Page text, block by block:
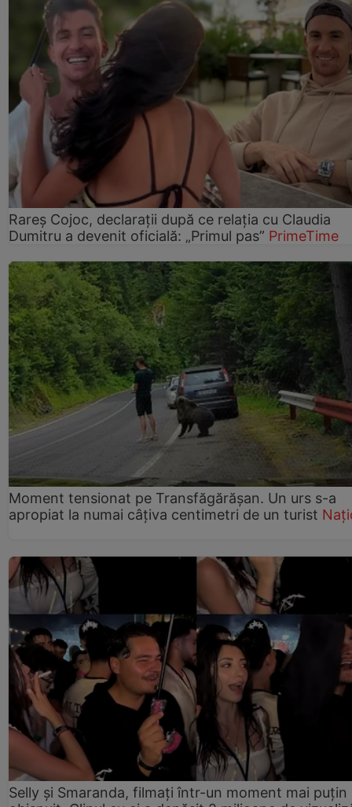
Rareș Cojoc, declarații după ce relația cu Claudia
Dumitru a devenit oficială: „Primul pas” PrimeTime
Moment tensionat pe Transfăgărășan. Un urs s-a
apropiat la numai câțiva centimetri de un turist
Selly și Smaranda, filmați într-un moment mai puțin